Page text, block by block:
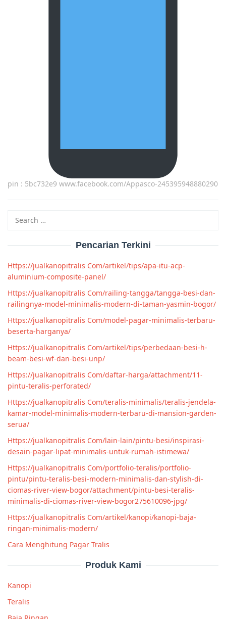
pin : 5bc732e9 www.facebook.com/Appasco-245395948880290
Pencarian Terkini
Https://jualkanopitralis Com/artikel/tips/apa-itu-acp-
aluminium-composite-panel/
Https://jualkanopitralis Com/railing-tangga/tangga-besi-dan-
railingnya-model-minimalis-modern-di-taman-yasmin-bogor/
Https://jualkanopitralis Com/model-pagar-minimalis-terbaru-
beserta-harganya/
Https://jualkanopitralis Com/artikel/tips/perbedaan-besi-h-
beam-besi-wf-dan-besi-unp/
Https://jualkanopitralis Com/daftar-harga/attachment/11-
pintu-teralis-perforated/
Https://jualkanopitralis Com/teralis-minimalis/teralis-jendela-
kamar-model-minimalis-modern-terbaru-di-mansion-garden-
serua/
Https://jualkanopitralis Com/lain-lain/pintu-besi/inspirasi-
desain-pagar-lipat-minimalis-untuk-rumah-istimewa/
Https://jualkanopitralis Com/portfolio-teralis/portfolio-
pintu/pintu-teralis-besi-modern-minimalis-dan-stylish-di-
ciomas-river-view-bogor/attachment/pintu-besi-teralis-
minimalis-di-ciomas-river-view-bogor275610096-jpg/
Https://jualkanopitralis Com/artikel/kanopi/kanopi-baja-
ringan-minimalis-modern/
Cara Menghitung Pagar Tralis
Produk Kami
Kanopi
Teralis